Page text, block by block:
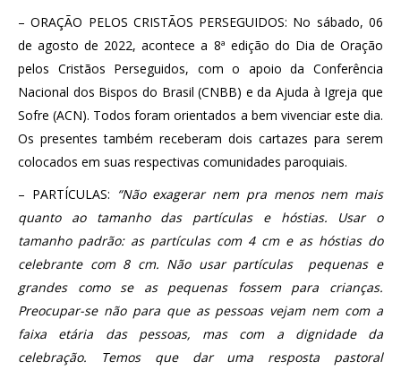
– ORAÇÃO PELOS CRISTÃOS PERSEGUIDOS: No sábado, 06
de agosto de 2022, acontece a 8ª edição do Dia de Oração
pelos Cristãos Perseguidos, com o apoio da Conferência
Nacional dos Bispos do Brasil (CNBB) e da Ajuda à Igreja que
Sofre (ACN). Todos foram orientados a bem vivenciar este dia.
Os presentes também receberam dois cartazes para serem
colocados em suas respectivas comunidades paroquiais.
– PARTÍCULAS: “Não exagerar nem pra menos nem mais
quanto ao tamanho das partículas e hóstias. Usar o
tamanho padrão: as partículas com 4 cm e as hóstias do
celebrante com 8 cm. Não usar partículas pequenas e
grandes como se as pequenas fossem para crianças.
Preocupar-se não para que as pessoas vejam nem com a
faixa etária das pessoas, mas com a dignidade da
celebração. Temos que dar uma resposta pastoral